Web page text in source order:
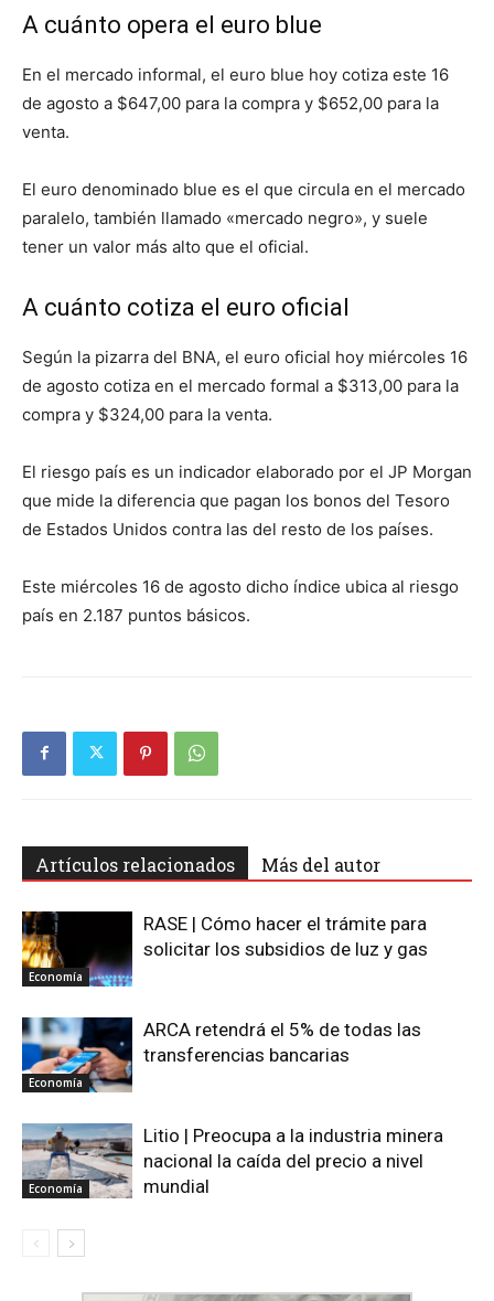
A cuánto opera el euro blue
En el mercado informal, el euro blue hoy cotiza este 16
de agosto a $647,00 para la compra y $652,00 para la
venta.
El euro denominado blue es el que circula en el mercado
paralelo, también llamado «mercado negro», y suele
tener un valor más alto que el oficial.
A cuánto cotiza el euro oficial
Según la pizarra del BNA, el euro oficial hoy miércoles 16
de agosto cotiza en el mercado formal a $313,00 para la
compra y $324,00 para la venta.
El riesgo país es un indicador elaborado por el JP Morgan
que mide la diferencia que pagan los bonos del Tesoro
de Estados Unidos contra las del resto de los países.
Este miércoles 16 de agosto dicho índice ubica al riesgo
país en 2.187 puntos básicos.
Artículos relacionados Más del autor
Economía
RASE | Cómo hacer el trámite para
solicitar los subsidios de luz y gas
Economía
ARCA retendrá el 5% de todas las
transferencias bancarias
Economía
Litio | Preocupa a la industria minera
nacional la caída del precio a nivel
mundial